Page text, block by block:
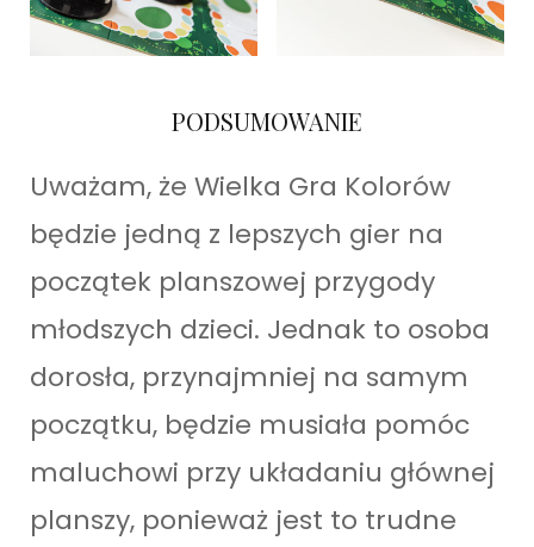
PODSUMOWANIE
Uważam, że Wielka Gra Kolorów
będzie jedną z lepszych gier na
początek planszowej przygody
młodszych dzieci. Jednak to osoba
dorosła, przynajmniej na samym
początku, będzie musiała pomóc
maluchowi przy układaniu głównej
planszy, ponieważ jest to trudne